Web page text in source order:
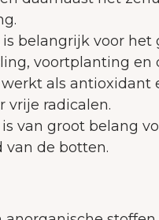
is belangrijk voor het
voortplanting
werkt als antioxidant
vrije radicalen.
van groot belang
van de botten.